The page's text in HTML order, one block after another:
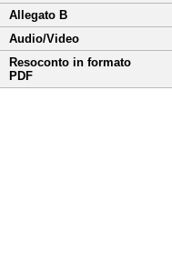
Allegato B
Audio/Video
Resoconto in formato
PDF